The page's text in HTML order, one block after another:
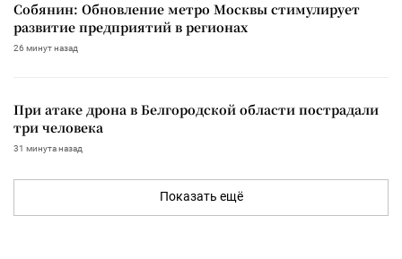
Собянин: Обновление метро Москвы стимулирует
развитие предприятий в регионах
26 минут назад
При атаке дрона в Белгородской области пострадали
три человека
31 минута назад
Показать ещё